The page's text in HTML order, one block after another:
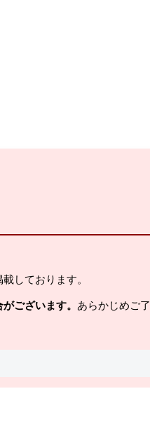
しております。
ございます。 あらかじめご了